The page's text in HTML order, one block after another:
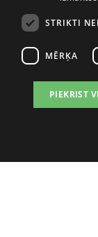
PĀRDOŠANA,
STRIKTI
MĒRĶA
PIEKRIST